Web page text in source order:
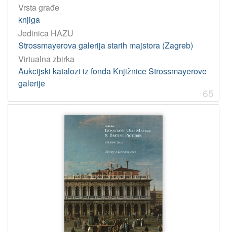
Vrsta građe
knjiga
Jedinica HAZU
Strossmayerova galerija starih majstora (Zagreb)
Virtualna zbirka
Aukcijski katalozi iz fonda Knjižnice Strossmayerove
galerije
65